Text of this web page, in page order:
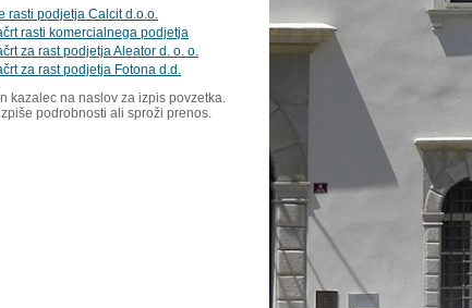
rasti podjetja Calcit d.o.o.
rasti komercialnega podjetja
za rast podjetja Aleator d. o. o.
za rast podjetja Fotona d.d.
kazalec na naslov za izpis povzetka.
podrobnosti ali sproži prenos.